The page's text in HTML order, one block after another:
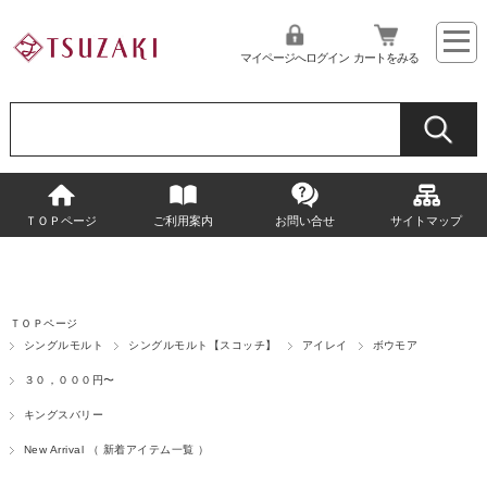
マイページへログイン カートをみる
ＴＯＰページ ご利用案内 お問い合せ サイトマップ
ＴＯＰページ
シングルモルト
シングルモルト【スコッチ】 アイレイ ボウモア
３０，０００円〜
キングスバリー
New Arrival （ 新着アイテム一覧 ）